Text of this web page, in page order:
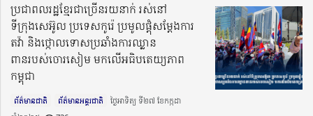
ប្រជាពលរដ្ឋខ្មែរជាច្រើនរយនាក់ រស់​នៅ
ទីក្រុងសេអ៊ូល ប្រទេសកូរ៉េ ប្រមូលផ្តុំសម្ដែងការ
តវ៉ា និងថ្កោលទោសប្រឆាំងការឈ្លាន
ពានរបស់ចោរសៀម មកលើអធិបតេយ្យភាព
កម្ពុជា
ព័ត៌មានជាតិ ព័ត៌មានអន្តរជាតិ
ថ្ងៃអាទិត្យ ទី២៧ ខែកក្កដា